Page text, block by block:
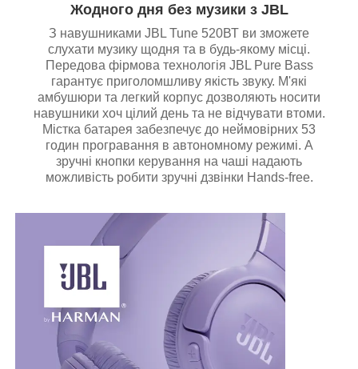
Жодного дня без музики з JBL
З навушниками JBL Tune 520ВТ ви зможете
слухати музику щодня та в будь-якому місці.
Передова фірмова технологія JBL Pure Bass
гарантує приголомшливу якість звуку. М'які
амбушюри та легкий корпус дозволяють носити
навушники хоч цілий день та не відчувати втоми.
Містка батарея забезпечує до неймовірних 53
годин програвання в автономному режимі. А
зручні кнопки керування на чаші надають
можливість робити зручні дзвінки Hands-free.